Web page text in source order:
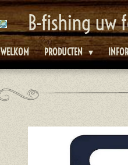
B-fishing uw
WELKOM PRODUCTEN